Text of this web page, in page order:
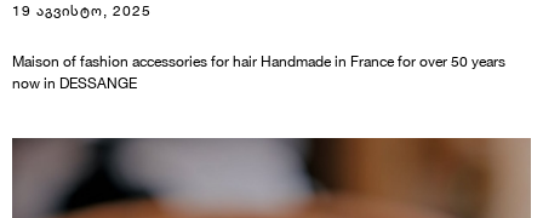
19 აგვისტო, 2025
Maison of fashion accessories for hair Handmade in France for over 50 years
now in DESSANGE